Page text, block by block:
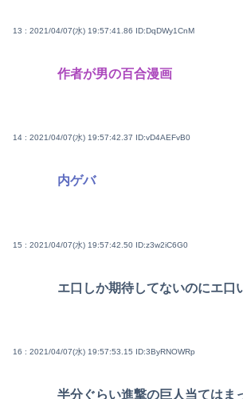
13 : 2021/04/07(水) 19:57:41.86 ID:DqDWy1CnM
作者が男の百合漫画
14 : 2021/04/07(水) 19:57:42.37 ID:vD4AEFvB0
内ゲバ
15 : 2021/04/07(水) 19:57:42.50 ID:z3w2iC6G0
エ口しか期待してないのにエ口
16 : 2021/04/07(水) 19:57:53.15 ID:3ByRNOWRp
半分ぐらい進撃の巨人当てはま